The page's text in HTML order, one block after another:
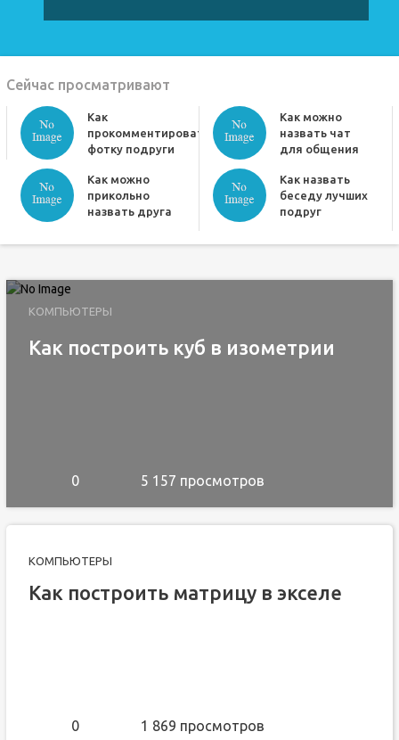
Сейчас просматривают
Как
прокомментировать
фотку подруги
Как можно
назвать чат
для общения
Как можно
прикольно
назвать друга
Как назвать
беседу лучших
подруг
КОМПЬЮТЕРЫ
Как построить куб в изометрии
0 5 157 просмотров
КОМПЬЮТЕРЫ
Как построить матрицу в экселе
0 1 869 просмотров